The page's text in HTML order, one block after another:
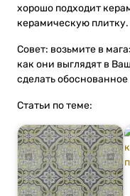
хорошо подходит
керамическую плитку.
Совет: возьмите в
как они выглядят в
сделать
Статьи по теме: